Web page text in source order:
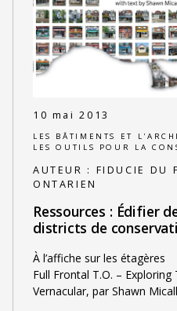
10 mai 2013
LES BÂTIMENTS ET
LES OUTILS POUR LA
AUTEUR : FIDUCIE DU
ONTARIEN
Ressources : Édifier
districts de
À l’affiche sur les étagères
Full Frontal T.O. –
Vernacular, par Shawn